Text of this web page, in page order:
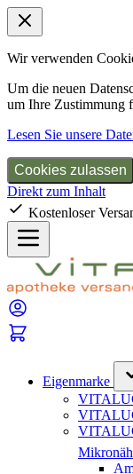
Wir verwenden
Um die neuen
um Ihre Zustimmung
Lesen Sie unsere
Cookies zulassen
Direkt zum Inhalt
Kostenloser
Eigenmarke